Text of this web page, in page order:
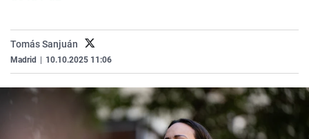
Tomás Sanjuán
Madrid 10.10.2025 11:06